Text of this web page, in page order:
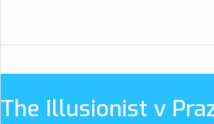
The Illusionist v